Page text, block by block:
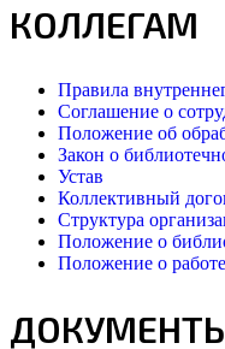
КОЛЛЕГАМ
Правила
Соглашение о
Положение об
Закон о
Устав
Коллективный
Структура
Положение о
Положение о